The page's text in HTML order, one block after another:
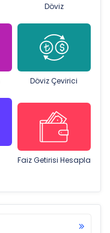
Döviz
Döviz Çevirici
Faiz Getirisi Hesapla